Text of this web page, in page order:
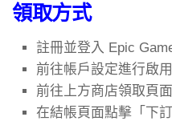
領取方式
註冊並登入 Epic
前往帳戶設定進行啟用
前往上方商店領取頁
在結帳頁面點擊「下